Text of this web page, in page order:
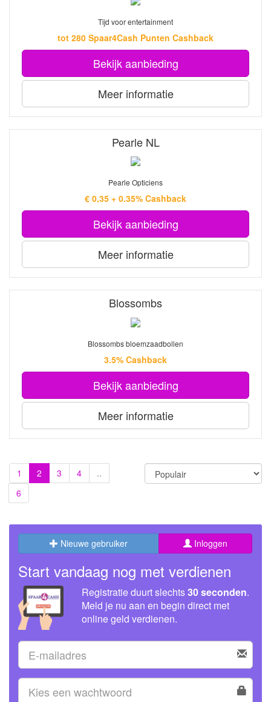
Tijd voor entertainment
tot 280 Spaar4Cash Punten Cashback
Bekijk aanbieding
Meer informatie
Pearle NL
Pearle Opticiens
€ 0,35 + 0.35% Cashback
Bekijk aanbieding
Meer informatie
Blossombs
Blossombs bloemzaadbollen
3.5% Cashback
Bekijk aanbieding
Meer informatie
1 2 3 4
..
6
Nieuwe gebruiker Inloggen
Start vandaag nog met verdienen
Registratie duurt slechts30 seconden.
Meld je nu aan en begin direct met
online geld verdienen.